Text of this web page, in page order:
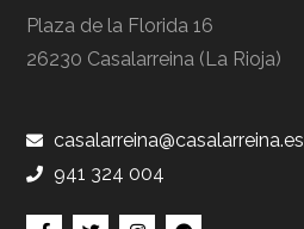
Plaza de la Florida 16
26230 Casalarreina (La Rioja)
casalarreina@casalarreina.es
941 324 004